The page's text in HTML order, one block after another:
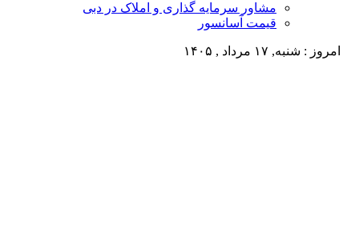
مشاور سرمایه گذاری و املاک در دبی
قیمت آسانسور
امروز : شنبه, ۱۷ مرداد , ۱۴۰۵